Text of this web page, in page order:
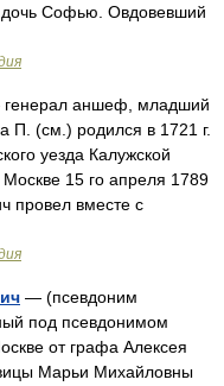
дочь Софью. Овдовевший
аншеф, младший
П. (см.) родился в 1721 г.
уезда Калужской
15 го апреля 1789
провел вместе с
— (псевдоним
под псевдонимом
от графа Алексея
Марьи Михайловны